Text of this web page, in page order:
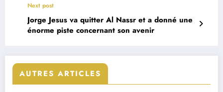
Next post
Jorge Jesus va quitter Al Nassr et a donné une
énorme piste concernant son avenir
AUTRES ARTICLES